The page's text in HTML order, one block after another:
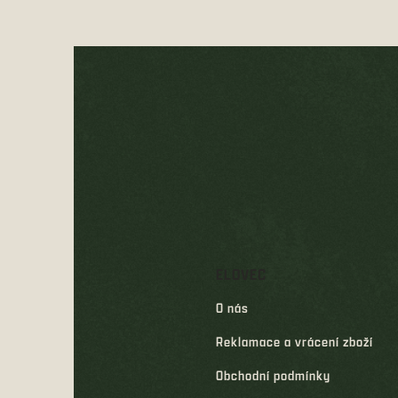
O nás
Reklamace a vrácení zboží
Obchodní podmínky